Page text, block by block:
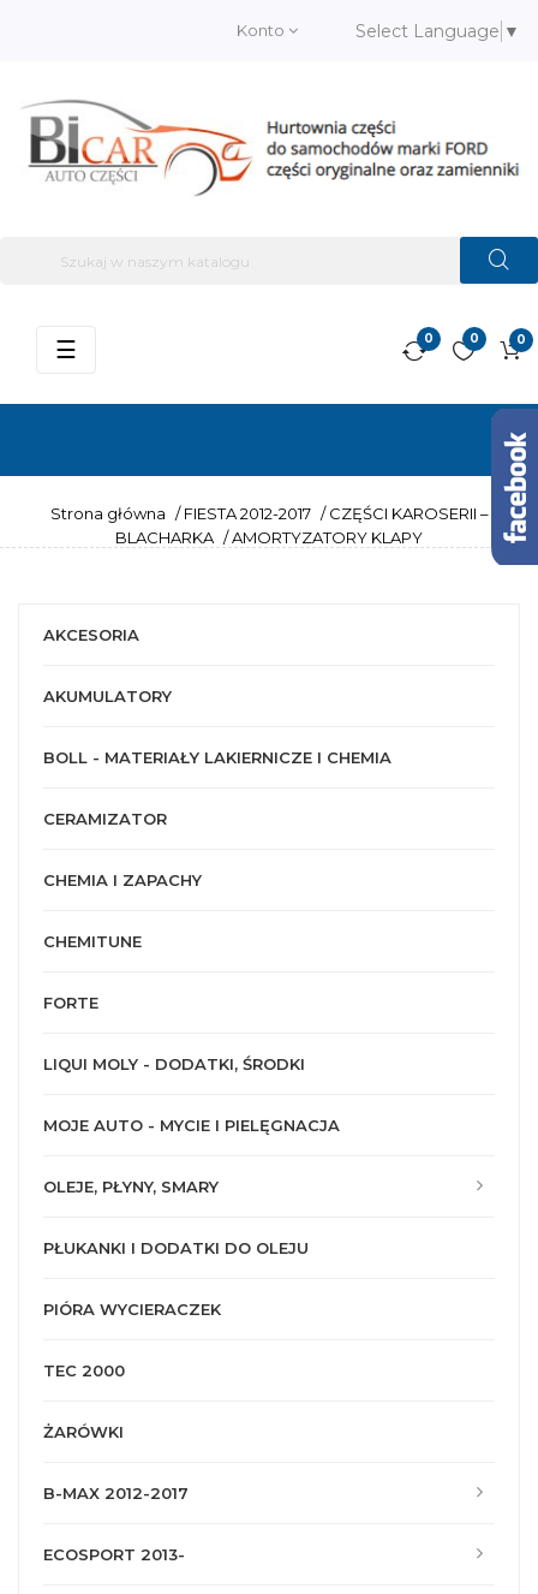
Konto Select Language ▼
0
0
0
Przełącz
☰
Strona główna / FIESTA 2012-2017 / CZĘŚCI KAROSERII –
BLACHARKA /AMORTYZATORY KLAPY
AKCESORIA
AKUMULATORY
BOLL - MATERIAŁY LAKIERNICZE I CHEMIA
CERAMIZATOR
CHEMIA I ZAPACHY
CHEMITUNE
FORTE
LIQUI MOLY - DODATKI, ŚRODKI
MOJE AUTO - MYCIE I PIELĘGNACJA
OLEJE, PŁYNY, SMARY
PŁUKANKI I DODATKI DO OLEJU
PIÓRA WYCIERACZEK
TEC 2000
ŻARÓWKI
B-MAX 2012-2017
ECOSPORT 2013-